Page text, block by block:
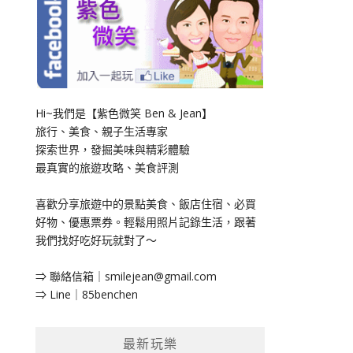
Hi~我們是【紫色微笑 Ben & Jean】
旅行、美食、親子生活專家
探索世界，發掘美味與精彩體驗
最真實的旅遊攻略、美食評測
喜歡分享旅遊中的景點美食、飯店住宿、必買
好物、優惠票券。輕鬆用照片記錄生活，跟著
我們找好吃好玩就對了～
⇒ 聯絡信箱｜ smilejean@gmail.com
⇒ Line｜85benchen
最新玩樂